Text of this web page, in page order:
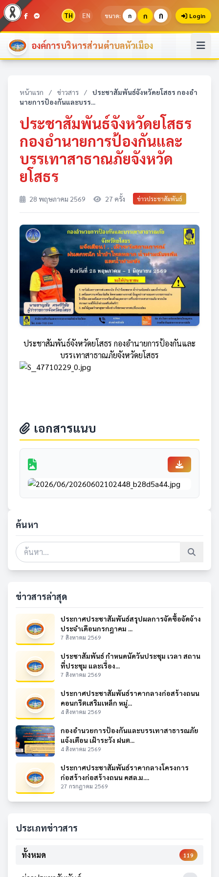
TH EN ขนาด: ก ก ก Login
องค์การบริหารส่วนตำบลหัวเมือง
หน้าแรก / ข่าวสาร /
ประชาสัมพันธ์จังหวัดยโสธร กองอำ
นายการป้องกันและบรร...
ประชาสัมพันธ์จังหวัดยโสธร
กองอำนายการป้องกันและ
บรรเทาสาธาณภัยจังหวัด
ยโสธร
28 พฤษภาคม 2569 27 ครั้ง ข่าวประชาสัมพันธ์
ประชาสัมพันธ์จังหวัดยโสธร กองอำนายการป้องกันและ
บรรเทาสาธาณภัยจังหวัดยโสธร
เอกสารแนบ
ค้นหา
ข่าวสารล่าสุด
ประกาศประชาสัมพันธ์สรุปผลการจัดซื้อจัดจ้าง
ประจำเดือนกรกฎาคม ...
7 สิงหาคม 2569
ประชาสัมพันธ์ กำหนดนัดวันประชุม เวลา สถาน
ที่ประชุม และเรื่อง...
7 สิงหาคม 2569
ประกาศประชาสัมพันธ์ราคากลางก่อสร้างถนน
คอนกรีตเสริมเหล็ก หมู่...
4 สิงหาคม 2569
กองอำนวยการป้องกันและบรรเทาสาธารณภัย
แจ้งเตือน เฝ้าระวัง ฝนต...
4 สิงหาคม 2569
ประกาศประชาสัมพันธ์ราคากลางโครงการ
ก่อสร้างก่อสร้างถนน คสล.ม....
27 กรกฎาคม 2569
ประเภทข่าวสาร
ทั้งหมด 119